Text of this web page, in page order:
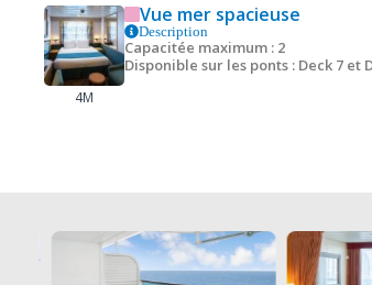
4M
Vue mer spacieuse
Description
Capacitée maximum : 2
Disponible sur les ponts : Deck 7 et